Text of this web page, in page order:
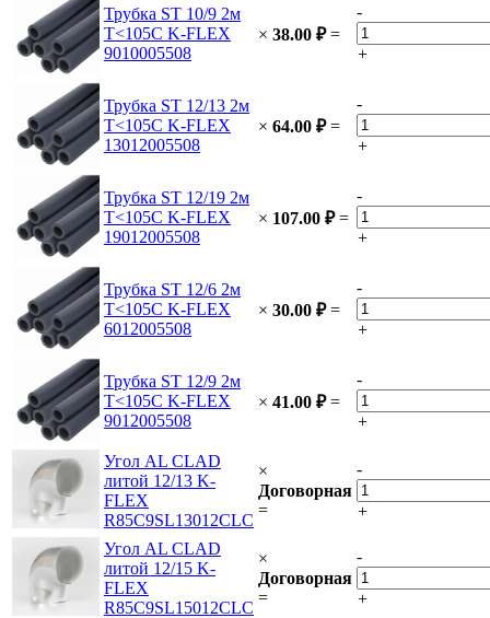
Трубка ST 10/9 2м
Т<105C K-FLEX
9010005508
× 38.00 ₽ =
-
+
Трубка ST 12/13 2м
Т<105C K-FLEX
13012005508
× 64.00 ₽ =
-
+
Трубка ST 12/19 2м
Т<105C K-FLEX
19012005508
× 107.00 ₽ =
-
+
Трубка ST 12/6 2м
Т<105C K-FLEX
6012005508
× 30.00 ₽ =
-
+
Трубка ST 12/9 2м
Т<105C K-FLEX
9012005508
× 41.00 ₽ =
-
+
Угол AL CLAD
литой 12/13 K-
FLEX
R85C9SL13012CLC
×
Договорная
=
-
+
Угол AL CLAD
литой 12/15 K-
FLEX
R85C9SL15012CLC
×
Договорная
=
-
+